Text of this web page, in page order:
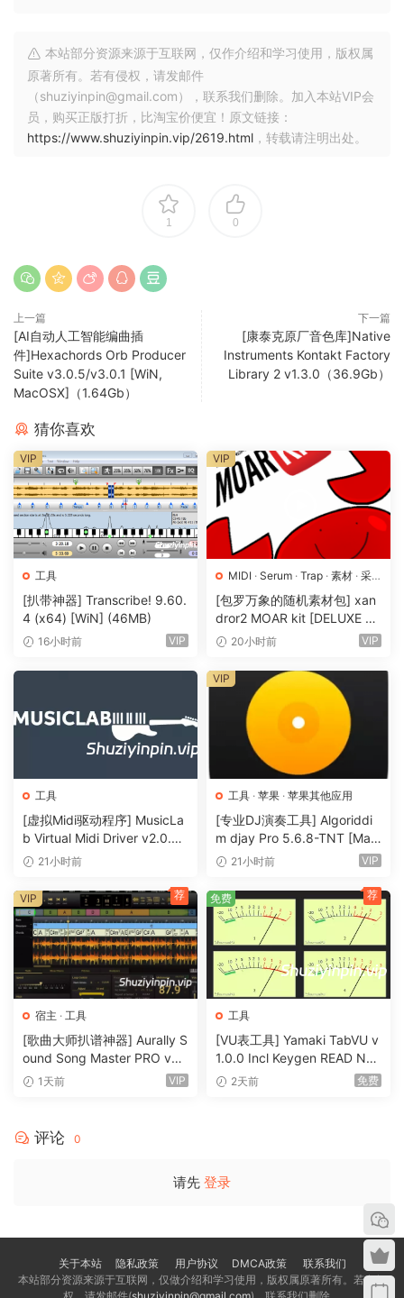
本站部分资源来源于互联网，仅作介绍和学习使用，版权属
原著所有。若有侵权，请发邮件
（shuziyinpin@gmail.com），联系我们删除。加入本站VIP会
员，购买正版打折，比淘宝价便宜！原文链接：
https://www.shuziyinpin.vip/2619.html ，转载请注明出处。
1 0
上一篇
[AI自动人工智能编曲插
件]Hexachords Orb Producer
Suite v3.0.5/v3.0.1 [WiN,
MacOSX]（1.64Gb）
下一篇
[康泰克原厂音色库]Native
Instruments Kontakt Factory
Library 2 v1.3.0（36.9Gb）
猜你喜欢
工具
[扒带神器] Transcribe! 9.60.
4 (x64) [WiN] (46MB)
16小时前 VIP
VIP
MIDI · Serum · Trap · 素材 · 采
样·预置
[包罗万象的随机素材包] xan
dror2 MOAR kit [DELUXE VE
RSION] [WAV, MiDi]（3.1G
20小时前 VIP
VIP
工具
[虚拟Midi驱动程序] MusicLa
b Virtual Midi Driver v2.0.3-
R2R [WiN]（0.5MB）
21小时前
工具 · 苹果 · 苹果其他应用
[专业DJ演奏工具] Algoriddi
m djay Pro 5.6.8-TNT [Mac
OSX]（290MB）
21小时前 VIP
VIP
宿主 · 工具
[歌曲大师扒谱神器] Aurally S
ound Song Master PRO v5.
0.02 [WiN]（355MB）
1天前 VIP
VIP 荐
工具
[VU表工具] Yamaki TabVU v
1.0.0 Incl Keygen READ NF
O-R2R [WiN]（4.7MB）
2天前 免费
免费 荐
评论 0
请先 登录
关于本站 隐私政策 用户协议 DMCA政策
联系我们
本站部分资源来源于互联网，仅做介绍和学习使用，版权属原著所有。若有侵